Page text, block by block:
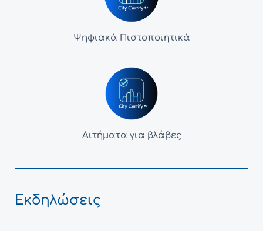
Ψηφιακά Πιστοποιητικά
Αιτήματα για βλάβες
Εκδηλώσεις